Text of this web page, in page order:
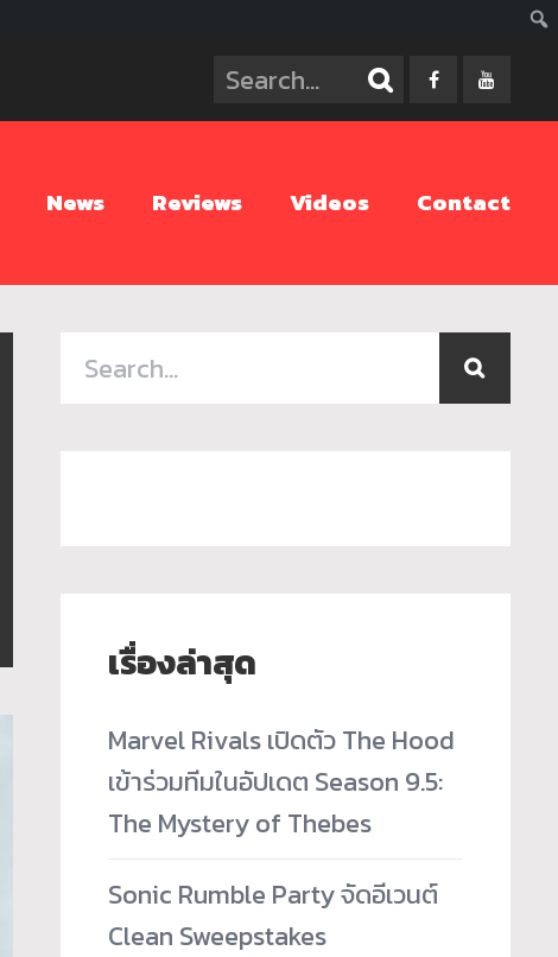
News Reviews Videos Contact
เรื่องล่าสุด
Marvel Rivals เปิดตัว The Hood
เข้าร่วมทีมในอัปเดต Season 9.5:
The Mystery of Thebes
Sonic Rumble Party จัดอีเวนต์
Clean Sweepstakes